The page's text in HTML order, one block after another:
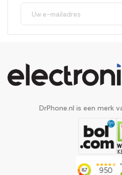
DrPhone.nl is een merk